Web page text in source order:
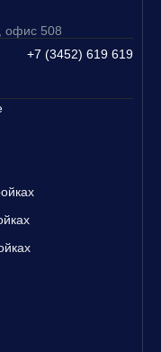
офис 508
+7 (3452) 619 619